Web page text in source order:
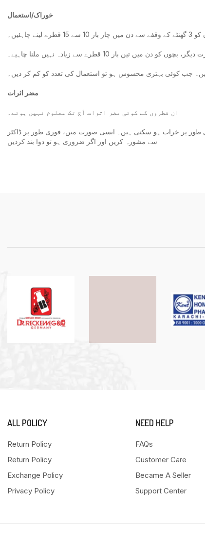
خوراک/استعمال
بار 10 قطرے سے زیادہ نہیں ملنا چاہیے۔
جب کوئی بہتری محسوس ہو تو استعمال کی تعدد کو کم کر دیں۔
مضر اثرات
ان قطروں کے کوئی مضر اثرات آج تک معلوم نہیں ہوئے۔
طور پر خراب ہو سکتی ہیں۔ ایسی صورت میں، فوری طور پر ڈاکٹر
سے مشورہ کریں اور اگر ضروری ہو تو دوا بند کردیں
ALL POLICY
Return Policy
Return Policy
Exchange Policy
Privacy Policy
NEED HELP
FAQs
Customer Care
Became A Seller
Support Center